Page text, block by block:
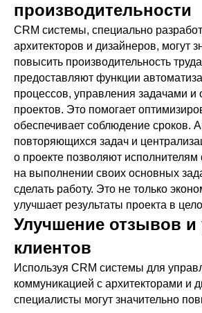
производительности
CRM системы, специально
архитекторов и дизайнеров, могут
повысить производительность
предоставляют функции
процессов, управления задачами и
проектов. Это помогает
обеспечивает соблюдение сроков.
повторяющихся задач и
о проекте позволяют исполнителям
на выполнении своих основных
сделать работу. Это не только
улучшает результаты проекта в
Улучшение отзывов и
клиентов
Используя CRM системы для
коммуникацией с архитекторами и
специалисты могут значительно